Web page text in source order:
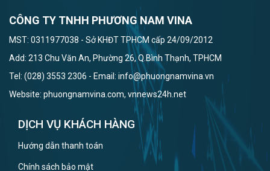
CÔNG TY TNHH PHƯƠNG NAM VINA
MST: 0311977038 - Sở KHĐT TPHCM cấp 24/09/2012
Add: 213 Chu Văn An, Phường 26, Q.Bình Thạnh, TPHCM
Tel: (028) 3553 2306 - Email: info@phuongnamvina.vn
Website: phuongnamvina.com, vnnews24h.net
DỊCH VỤ KHÁCH HÀNG
Hướng dẫn thanh toán
Chính sách bảo mật